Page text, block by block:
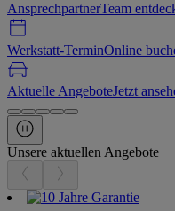
AnsprechpartnerTeam
Werkstatt-TerminOnline
Aktuelle AngeboteJetzt
Unsere aktuellen Angebote